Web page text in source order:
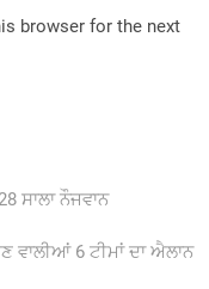
browser for the next
ਸਾਲਾ ਨੌਜਵਾਨ
ਵਾਲੀਆਂ 6 ਟੀਮਾਂ ਦਾ ਐਲਾਨ